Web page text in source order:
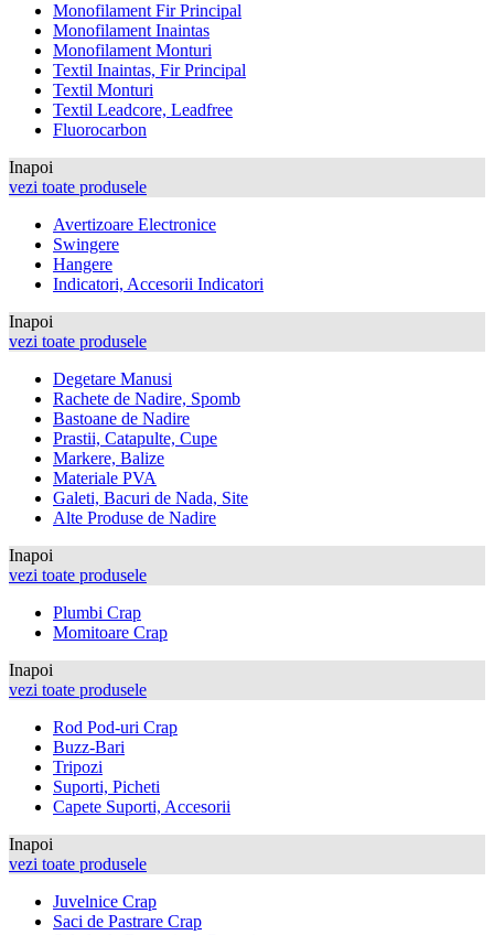
Monofilament Fir Principal
Monofilament Inaintas
Monofilament Monturi
Textil Inaintas, Fir Principal
Textil Monturi
Textil Leadcore, Leadfree
Fluorocarbon
Inapoi
vezi toate produsele
Avertizoare Electronice
Swingere
Hangere
Indicatori, Accesorii Indicatori
Inapoi
vezi toate produsele
Degetare Manusi
Rachete de Nadire, Spomb
Bastoane de Nadire
Prastii, Catapulte, Cupe
Markere, Balize
Materiale PVA
Galeti, Bacuri de Nada, Site
Alte Produse de Nadire
Inapoi
vezi toate produsele
Plumbi Crap
Momitoare Crap
Inapoi
vezi toate produsele
Rod Pod-uri Crap
Buzz-Bari
Tripozi
Suporti, Picheti
Capete Suporti, Accesorii
Inapoi
vezi toate produsele
Juvelnice Crap
Saci de Pastrare Crap